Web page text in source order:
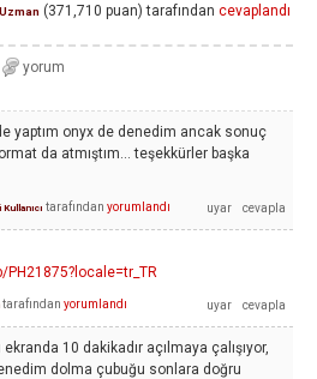
Uzman (371,710 puan) tarafından cevaplandı
yaptım onyx de denedim ancak sonuç
da atmıştım... teşekkürler başka
Kullanıcı tarafından yorumlandı
tarafından yorumlandı
10 dakikadır açılmaya çalışıyor,
dolma çubuğu sonlara doğru